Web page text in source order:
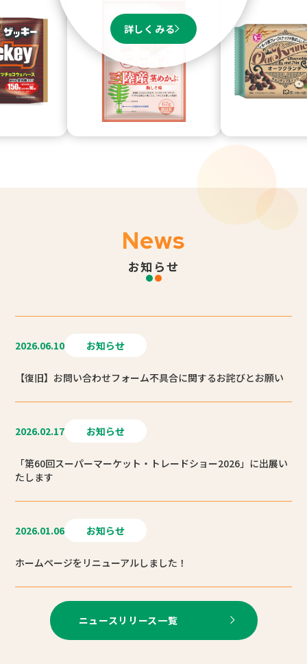
詳しくみる
News
お知らせ
2026.06.10 お知らせ
【復旧】お問い合わせフォーム不具合に関するお詫びとお願い
2026.02.17 お知らせ
「第60回スーパーマーケット・トレードショー2026」に出展い
たします
2026.01.06 お知らせ
ホームページをリニューアルしました！
ニュースリリース一覧